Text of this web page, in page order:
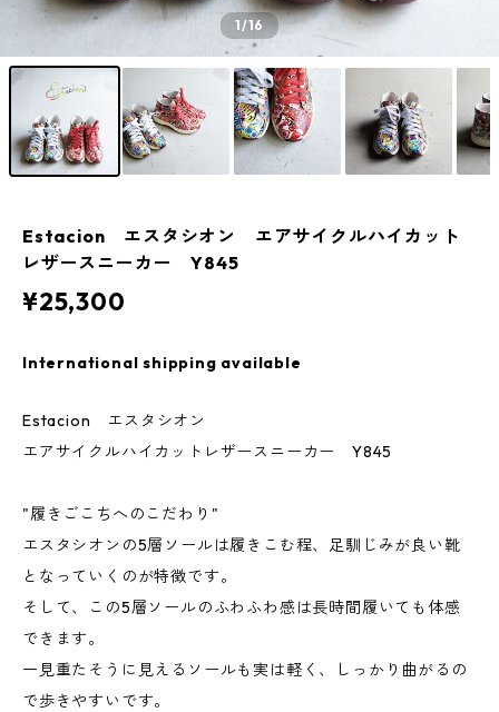
1/16
Estacion エスタシオン エアサイクルハイカット
レザースニーカー Y845
¥25,300
International shipping available
Estacion エスタシオン
エアサイクルハイカットレザースニーカー Y845
"履きごこちへのこだわり"
エスタシオンの5層ソールは履きこむ程、足馴じみが良い靴
となっていくのが特徴です。
そして、この5層ソールのふわふわ感は長時間履いても体感
できます。
一見重たそうに見えるソールも実は軽く、しっかり曲がるの
で歩きやすいです。